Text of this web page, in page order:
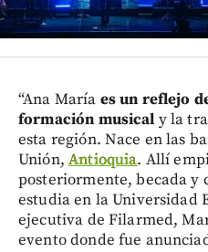
“Ana María es un reflejo
formación musical y la
esta región. Nace en las
Unión,Antioquia. Allí
posteriormente, becada y
estudia en la Universidad
ejecutiva de Filarmed,
evento donde fue